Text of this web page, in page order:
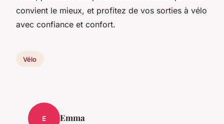
convient le mieux, et profitez de vos sorties à vélo
avec confiance et confort.
Vélo
E Emma